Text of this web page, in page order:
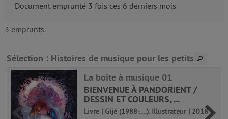
Document emprunté 3 fois ces 6 derniers mois
3 emprunts.
Sélection : Histoires de musique pour les petits
La boîte à musique 01
BIENVENUE À PANDORIENT /
DESSIN ET COULEURS, ...
Livre | Gijé (1988-....). Illustrateur | 2018